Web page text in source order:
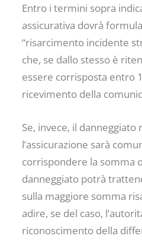
Entro i termini sopra
assicurativa dovrà
“risarcimento incidente
che, se dallo stesso è
essere corrisposta entro
ricevimento della
Se, invece, il danneggiato
l’assicurazione sarà
corrispondere la somma
danneggiato potrà
sulla maggiore somma
adire, se del caso,
riconoscimento della